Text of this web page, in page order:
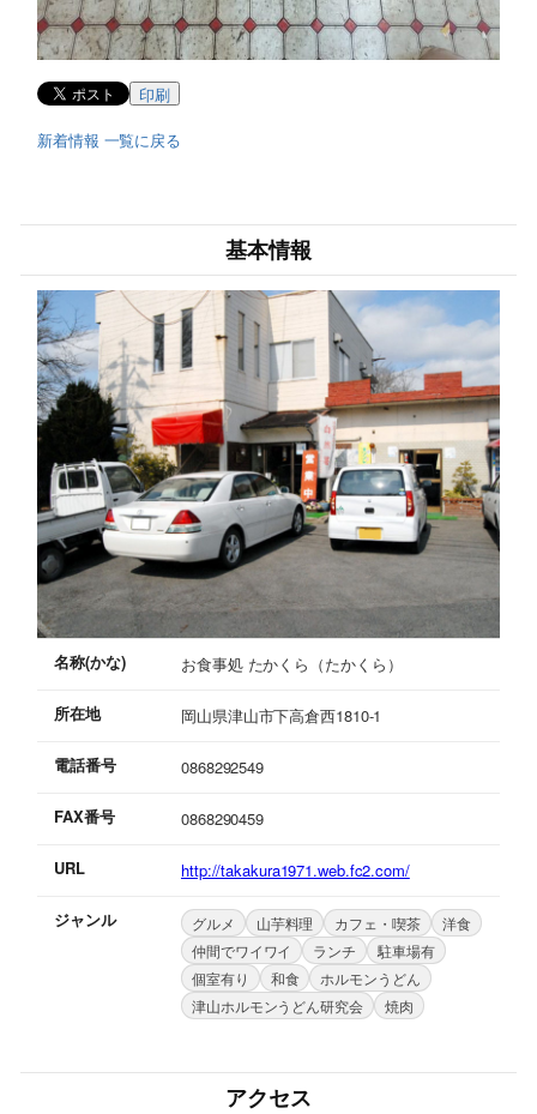
印刷
新着情報 一覧に戻る
基本情報
名称(かな) お食事処 たかくら（たかくら）
所在地 岡山県津山市下高倉西1810-1
電話番号 0868292549
FAX番号 0868290459
URL http://takakura1971.web.fc2.com/
ジャンル グルメ 山芋料理 カフェ・喫茶
洋食
仲間でワイワイ
ランチ
駐車場有
個室有り
和食
ホルモンうどん
津山ホルモンうどん研究会
焼肉
アクセス